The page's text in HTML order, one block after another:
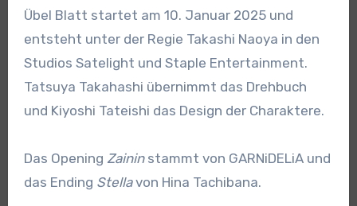
Übel Blatt startet am 10. Januar 2025 und
entsteht unter der Regie Takashi Naoya in den
Studios Satelight und Staple Entertainment.
Tatsuya Takahashi übernimmt das Drehbuch
und Kiyoshi Tateishi das Design der Charaktere.
Das Opening Zaininstammt von GARNiDELiA und
das Ending Stellavon Hina Tachibana.